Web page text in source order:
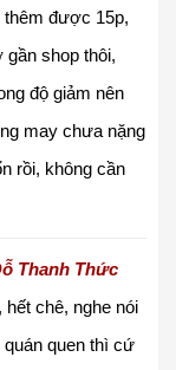
được 15p,
shop thôi,
độ giảm nên
may chưa nặng
rồi, không cần
Thanh Thức
chê, nghe nói
quán quen thì cứ